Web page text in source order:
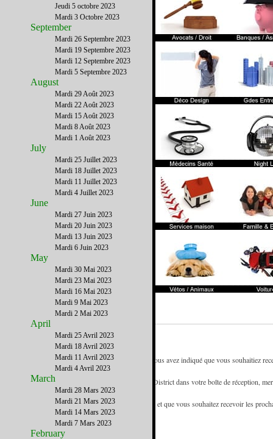
- Vous recevez la newsletter deFrench District car vous avez indiqué que vous souhaitiez
référence des francophones de New York.
- Pour être certain de recevoir les emails de French District dans votre boîte de réception,
- Si vous recevez cette newsletter de la part d'un ami et que vous souhaitez recevoir les
www.FrenchDistrict.comgratuitement.
Jeudi 5 octobre 2023
Mardi 3 Octobre 2023
September
Mardi 26 Septembre 2023
Mardi 19 Septembre 2023
Mardi 12 Septembre 2023
Mardi 5 Septembre 2023
August
Mardi 29 Août 2023
Mardi 22 Août 2023
Mardi 15 Août 2023
Mardi 8 Août 2023
Mardi 1 Août 2023
July
Mardi 25 Juillet 2023
Mardi 18 Juillet 2023
Mardi 11 Juillet 2023
Mardi 4 Juillet 2023
June
Mardi 27 Juin 2023
Mardi 20 Juin 2023
Mardi 13 Juin 2023
Mardi 6 Juin 2023
May
Mardi 30 Mai 2023
Mardi 23 Mai 2023
Mardi 16 Mai 2023
Mardi 9 Mai 2023
Mardi 2 Mai 2023
April
Mardi 25 Avril 2023
Mardi 18 Avril 2023
Mardi 11 Avril 2023
Mardi 4 Avril 2023
March
Mardi 28 Mars 2023
Mardi 21 Mars 2023
Mardi 14 Mars 2023
Mardi 7 Mars 2023
February